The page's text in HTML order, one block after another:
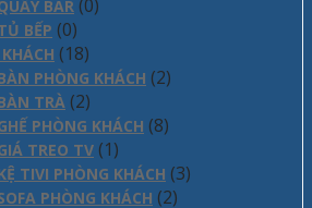
BAR (0)
BẾP (0)
(18)
PHÒNG KHÁCH (2)
TRÀ (2)
PHÒNG KHÁCH (8)
TREO TV (1)
TIVI PHÒNG KHÁCH (3)
PHÒNG KHÁCH (2)